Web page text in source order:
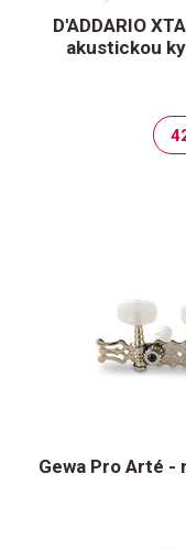
D'ADDARIO
akustickou
Gewa Pro Arté -